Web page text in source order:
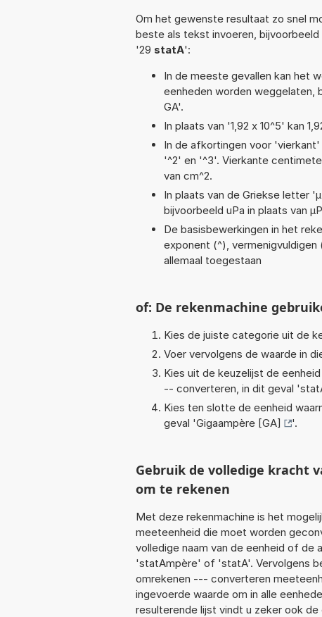
Om het gewenste resultaat zo snel
beste als tekst invoeren,
'29 statA':
In de meeste gevallen kan het
eenheden worden weggelaten,
GA'.
In plaats van '1,92 x 10^5' kan
In de afkortingen voor
'^2' en '^3'. Vierkante
van cm^2.
In plaats van de Griekse letter
bijvoorbeeld uPa in plaats van
De basisbewerkingen in het
exponent (^),
allemaal toegestaan
of: De rekenmachine
Kies de juiste categorie uit de
Voer vervolgens de waarde in
Kies uit de keuzelijst de
-- converteren, in dit geval '
Kies ten slotte de eenheid
geval 'Gigaampère [GA] '.
Gebruik de volledige kracht
om te rekenen
Met deze rekenmachine is het
meeteenheid die moet worden
volledige naam van de eenheid of
'statAmpère' of 'statA'. Vervolgens
omrekenen --- converteren
ingevoerde waarde om in alle
resulterende lijst vindt u zeker ook